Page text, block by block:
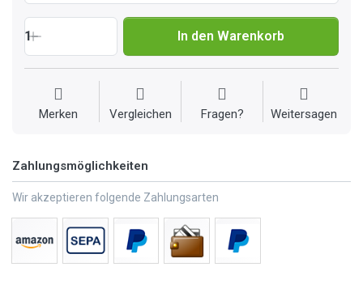
1 In den Warenkorb
Merken Vergleichen Fragen? Weitersagen
Zahlungsmöglichkeiten
Wir akzeptieren folgende Zahlungsarten